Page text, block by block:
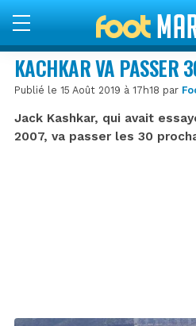
KACHKAR VA PASSER
Publié le 15 Août 2019 à 17h18 par
Jack Kashkar, qui avait
2007, va passer les 30